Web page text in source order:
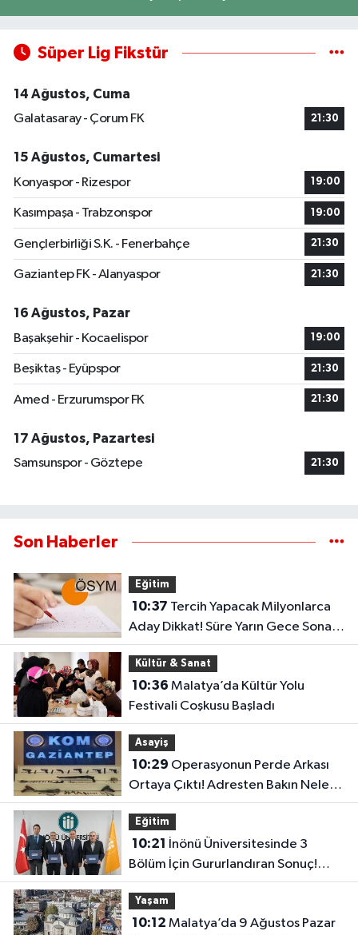
Süper Lig Fikstür
14 Ağustos, Cuma
Galatasaray - Çorum FK
21:30
15 Ağustos, Cumartesi
Konyaspor - Rizespor
19:00
Kasımpaşa - Trabzonspor 19:00
Gençlerbirliği S.K. - Fenerbahçe 21:30
Gaziantep FK - Alanyaspor 21:30
16 Ağustos, Pazar
Başakşehir - Kocaelispor
19:00
Beşiktaş - Eyüpspor 21:30
Amed - Erzurumspor FK 21:30
17 Ağustos, Pazartesi
Samsunspor - Göztepe
21:30
Son Haberler
Eğitim
10:37
Aday Dikkat! Süre Yarın Gece Sona
Eriyor
Kültür & Sanat
10:36
Festivali Coşkusu Başladı
Asayiş
10:29
Ortaya Çıktı! Adresten Bakın Neler
Çıktı
Eğitim
10:21
Bölüm İçin Gururlandıran Sonuç!
2028’e Kadar Geçerli
Yaşam
10:12